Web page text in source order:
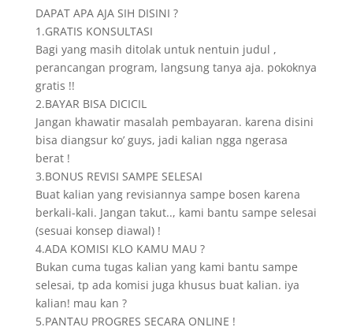
DAPAT APA AJA SIH DISINI ?
1.GRATIS KONSULTASI
Bagi yang masih ditolak untuk nentuin judul ,
perancangan program, langsung tanya aja. pokoknya
gratis !!
2.BAYAR BISA DICICIL
Jangan khawatir masalah pembayaran. karena disini
bisa diangsur ko’ guys, jadi kalian ngga ngerasa
berat !
3.BONUS REVISI SAMPE SELESAI
Buat kalian yang revisiannya sampe bosen karena
berkali-kali. Jangan takut.., kami bantu sampe selesai
(sesuai konsep diawal) !
4.ADA KOMISI KLO KAMU MAU ?
Bukan cuma tugas kalian yang kami bantu sampe
selesai, tp ada komisi juga khusus buat kalian. iya
kalian! mau kan ?
5.PANTAU PROGRES SECARA ONLINE !